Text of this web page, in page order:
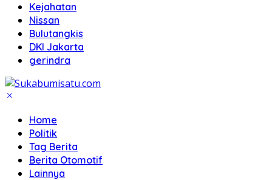
Kejahatan
Nissan
Bulutangkis
DKI Jakarta
gerindra
Home
Politik
Tag Berita
Berita Otomotif
Lainnya